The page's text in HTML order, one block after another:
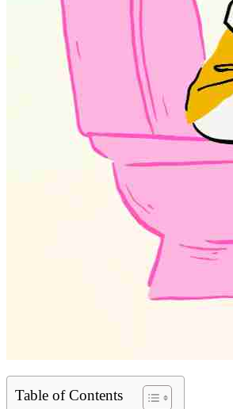
Table of Contents